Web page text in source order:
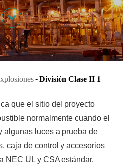

División Clase II 1
que el sitio del proyecto
normalmente cuando el
algunas luces a prueba de
caja de control y accesorios
NEC UL y CSA estándar.